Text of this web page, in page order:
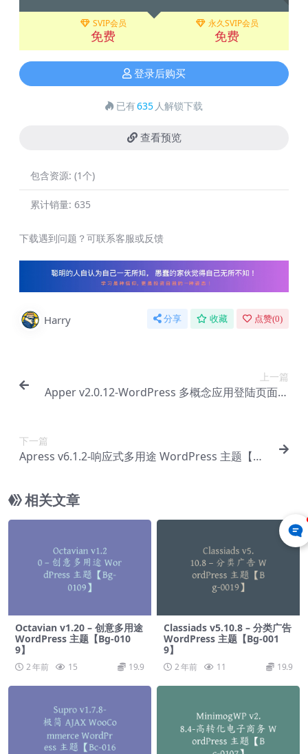
SVIP会员
免费
永久SVIP会员
免费
登录后购买
已有635 人解锁下载
查看预览
包含资源: (1个)
累计销量: 635
下载遇到问题？可联系客服或反馈
Harry 分享 收藏 点赞(0)
上一篇
Apper v2.0.12-WordPress 多概念应用登陆页面主
下一篇
Apress v6.1.2-响应式多用途 WordPress 主题【Bb
相关文章
Octavian v1.20 – 创意多用途
WordPress 主题【Bg-010
9】
2 年前 15 19.9
Classiads v5.10.8 – 分类广告
WordPress 主题【Bg-001
9】
2 年前 11 19.9